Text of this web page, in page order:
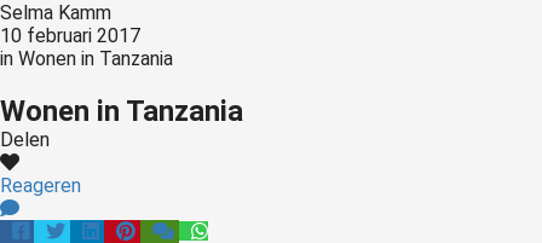
Selma Kamm
10 februari 2017
in Wonen in Tanzania
Wonen in Tanzania
Delen
Reageren